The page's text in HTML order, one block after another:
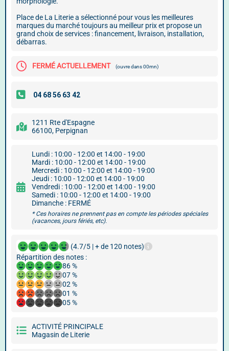
Place de La Literie a sélectionné pour vous les meilleures
marques du marché toujours au meilleur prix et propose un
grand choix de services : financement, livraison, installation,
débarras.
FERMÉ ACTUELLEMENT (ouvre dans 00mn)
1211 Rte d'Espagne
66100, Perpignan
Lundi : 10:00 - 12:00 et 14:00 - 19:00
Mardi : 10:00 - 12:00 et 14:00 - 19:00
Mercredi : 10:00 - 12:00 et 14:00 - 19:00
Jeudi : 10:00 - 12:00 et 14:00 - 19:00
Vendredi : 10:00 - 12:00 et 14:00 - 19:00
Samedi : 10:00 - 12:00 et 14:00 - 19:00
Dimanche : FERMÉ
* Ces horaires ne prennent pas en compte les périodes spéciales
(vacances, jours fériés, etc).
(4.7/5 | + de 120 notes)
Répartition des notes :
86 %
07 %
02 %
01 %
05 %
ACTIVITÉ PRINCIPALE
Magasin de Literie